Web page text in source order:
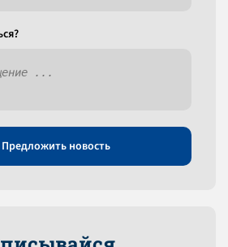
Предложить новость